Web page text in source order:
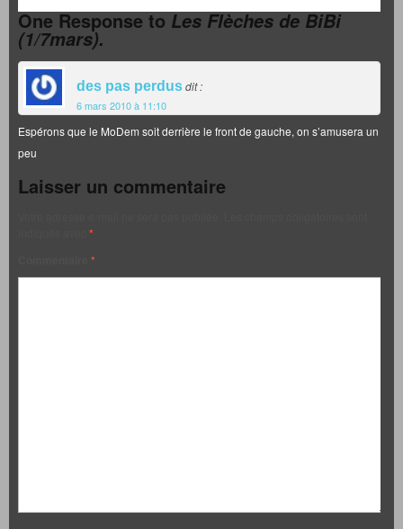
One Response toLes Flèches de BiBi
(1/7mars).
des pas perdusdit :
6 mars 2010 à 11:10
Espérons que le MoDem soit derrière le front de gauche, on s’amusera un
peu
Laisser un commentaire
*
*